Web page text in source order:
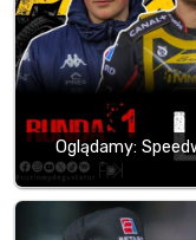
Oglądamy: